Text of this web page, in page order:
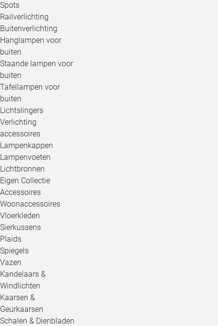
Spots
Railverlichting
Buitenverlichting
Hanglampen voor
buiten
Staande lampen voor
buiten
Tafellampen voor
buiten
Lichtslingers
Verlichting
accessoires
Lampenkappen
Lampenvoeten
Lichtbronnen
Eigen Collectie
Accessoires
Woonaccessoires
Vloerkleden
Sierkussens
Plaids
Spiegels
Vazen
Kandelaars &
Windlichten
Kaarsen &
Geurkaarsen
Schalen & Dienbladen